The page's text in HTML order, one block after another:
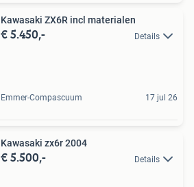
Kawasaki ZX6R incl materialen
€ 5.450,- Details
Emmer-Compascuum 17 jul 26
Kawasaki zx6r 2004
€ 5.500,- Details